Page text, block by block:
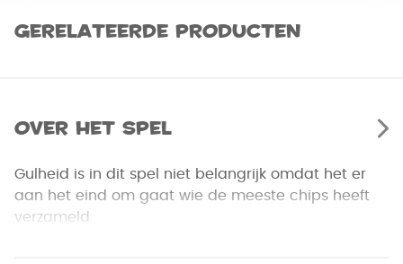
Gerelateerde producten
Over het spel
Gulheid is in dit spel niet belangrijk omdat het er
aan het eind om gaat wie de meeste chips heeft
verzameld.